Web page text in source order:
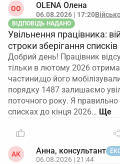
ОO OLENA Олена
06.08.2026 | 17:20
ВІДПОВІДЬ НАДАНО
Увільнення працівника:
строки зберігання списків
Добрий день! Працівник
тільки в лютому 2026
частини,що його
порядку 1487 залишаємо
поточного року. Я
списках до кінця 2026…
АК Анна, консультант
06.08.2026 | 21:44